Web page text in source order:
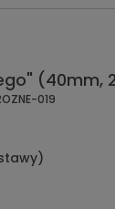
(40mm,
019